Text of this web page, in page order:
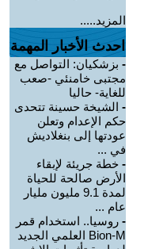
المزيد.....
احدث الأخبار المهمة
- بزشكيان: التواصل مع
مجتبى خامنئي -صعب
للغاية- حاليا
- الشيخة حسينة تتحدى
حكم الإعدام وتعلن
عودتها إلى بنغلاديش
في ...
- خطة جريئة لإبقاء
الأرض صالحة للحياة
لمدة 9.1 مليون مليار
عام ...
- روسيا.. استخدام قمر
Bion-M العلمي الجديد